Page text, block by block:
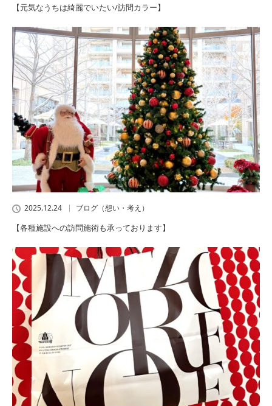
【元気なうちは綺麗でいたい/訪問カラー】
2025.12.24 ブログ（想い・考え）
【各種施設への訪問施術も承っております】